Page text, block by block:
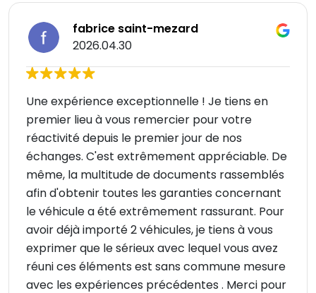
fabrice saint-mezard
2026.04.30
Une expérience exceptionnelle ! Je tiens en
premier lieu à vous remercier pour votre
réactivité depuis le premier jour de nos
échanges. C'est extrêmement appréciable. De
même, la multitude de documents rassemblés
afin d'obtenir toutes les garanties concernant
le véhicule a été extrêmement rassurant. Pour
avoir déjà importé 2 véhicules, je tiens à vous
exprimer que le sérieux avec lequel vous avez
réuni ces éléments est sans commune mesure
avec les expériences précédentes . Merci pour